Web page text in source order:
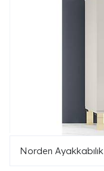
Norden Ayakkabılık